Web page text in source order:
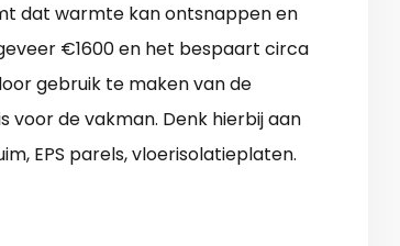
dat warmte kan ontsnappen en
€1600 en het bespaart circa
gebruik te maken van de
voor de vakman. Denk hierbij aan
EPS parels, vloerisolatieplaten.